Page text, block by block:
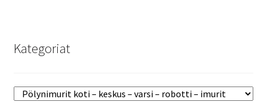
Kategoriat